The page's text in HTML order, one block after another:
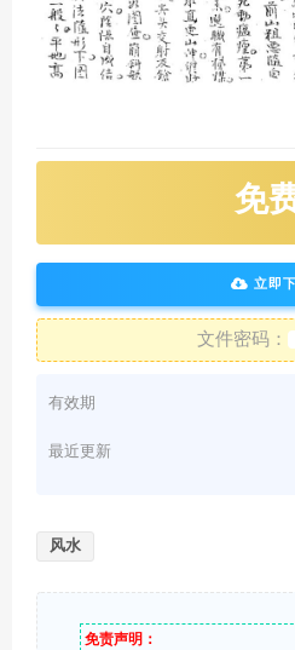
免
立即
文件密码：
有效期
最近更新
风水
免责声明：